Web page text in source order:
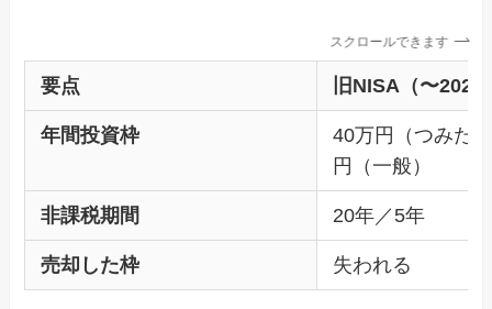
スクロールできます
要点 旧NISA（〜2023
年間投資枠
40万円（つみた
円（一般）
非課税期間 20年／5年
売却した枠 失われる